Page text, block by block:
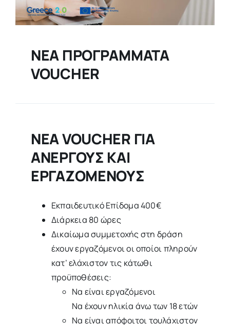
ΝΕΑ ΠΡΟΓΡΑΜΜΑΤΑ
VOUCHER
ΝΕΑ VOUCHER ΓΙΑ
ΑΝΕΡΓΟΥΣ ΚΑΙ
ΕΡΓΑΖΟΜΕΝΟΥΣ
Εκπαιδευτικό Επίδομα 400€
Διάρκεια 80 ώρες
Δικαίωμα συμμετοχής στη δράση
έχουν εργαζόμενοι οι οποίοι πληρούν
κατ’ ελάχιστον τις κάτωθι
προϋποθέσεις:
Να είναι εργαζόμενοι
Να έχουν ηλικία άνω των 18 ετών
Να είναι απόφοιτοι τουλάχιστον